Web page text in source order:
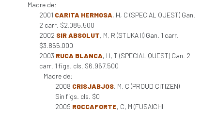
Madre de:
2001 CARITA HERMOSA, H, C (SPECIAL QUEST) Gan.
2 carr. $2.085.500
2002 SIR ABSOLUT, M, R (STUKA II) Gan. 1 carr.
$3.855.000
2003 RUCA BLANCA, H, T (SPECIAL QUEST) Gan. 2
carr. 1 figs. cls. $6.967.500
Madre de:
2008 CRISJABJOS, M, C (PROUD CITIZEN)
Sin figs. cls. $0
2009 ROCCAFORTE, C, M (FUSAICHI